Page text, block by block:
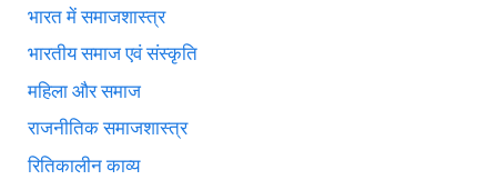
भारत में समाजशास्त्र
भारतीय समाज एवं संस्कृति
महिला और समाज
राजनीतिक समाजशास्त्र
रितिकालीन काव्य